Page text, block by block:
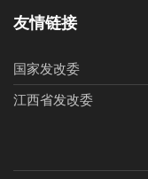
友情链接
国家发改委
江西省发改委